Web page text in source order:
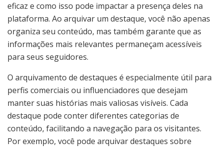
eficaz e como isso pode impactar a presença deles na
plataforma. Ao arquivar um destaque, você não apenas
organiza seu conteúdo, mas também garante que as
informações mais relevantes permaneçam acessíveis
para seus seguidores.
O arquivamento de destaques é especialmente útil para
perfis comerciais ou influenciadores que desejam
manter suas histórias mais valiosas visíveis. Cada
destaque pode conter diferentes categorias de
conteúdo, facilitando a navegação para os visitantes.
Por exemplo, você pode arquivar destaques sobre